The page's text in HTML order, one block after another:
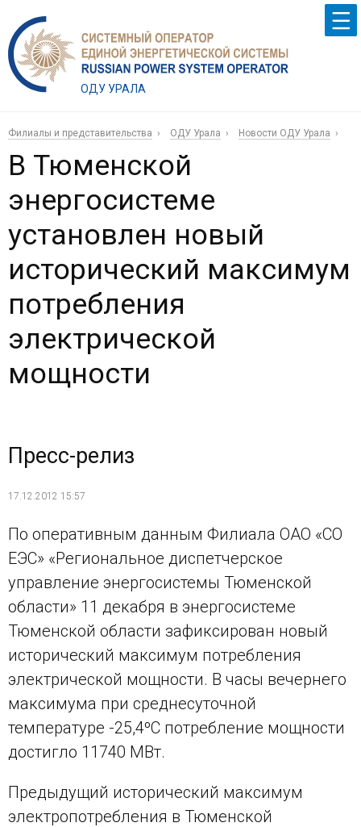
ОДУ УРАЛА
Филиалы и представительства ОДУ Урала Новости ОДУ Урала
В Тюменской
энергосистеме
установлен новый
исторический максимум
потребления
электрической
мощности
Пресс-релиз
17.12.2012 15:57
По оперативным данным Филиала ОАО «СО
ЕЭС» «Региональное диспетчерское
управление энергосистемы Тюменской
области» 11 декабря в энергосистеме
Тюменской области зафиксирован новый
исторический максимум потребления
электрической мощности. В часы вечернего
максимума при cреднесуточной
температуре -25,4ºС потребление мощности
достигло 11740 МВт.
Предыдущий исторический максимум
электропотребления в Тюменской